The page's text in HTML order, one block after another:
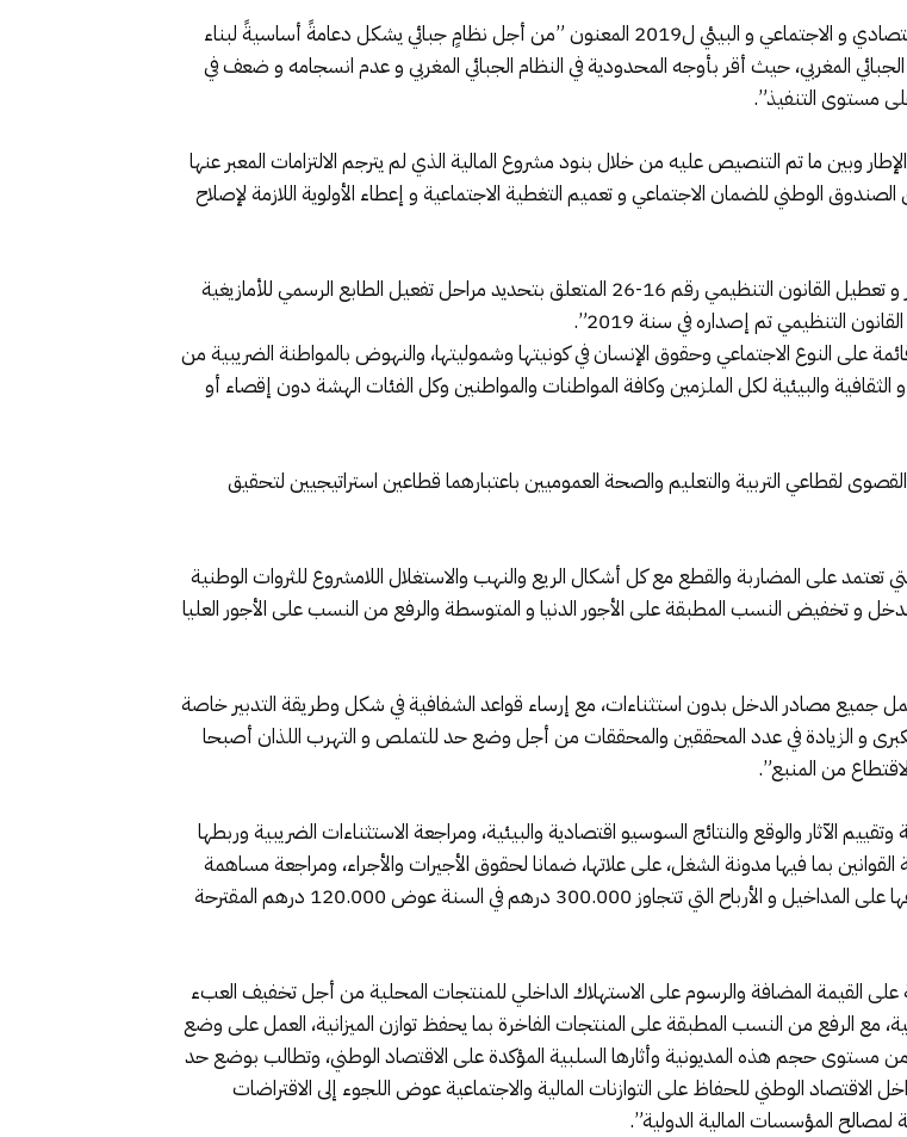
وسجلت المذكرة ب”استفهام كبير تجاهل ما جاء في تقرير المجلس الاقتصادي و الاجتماعي و البيئي ل2019 المعنون ”من أجل نظامٍ جبائي يشكل دعامةً أساسيةً لبناء
المغربي، حيث أقر بأوجه المحدودية في النظام الجبائي المغربي و عدم انسجامه و ضعف في
مستوى التنفيذ”.
وبين ما تم التنصيص عليه من خلال بنود مشروع المالية الذي لم يترجم الالتزامات المعبر عنها
الوطني للضمان الاجتماعي و تعميم التغطية الاجتماعية و إعطاء الأولوية اللازمة لإصلاح
مع تسجيل “غياب الإرادة السياسية لتفعيل البند الخامس من الدستور و تعطيل القانون التنظيمي رقم 16-26 المتعلق بتحديد مراحل تفعيل الطابع الرسمي للأمازيغية
التنظيمي تم إصداره في سنة 2019”.
على النوع الاجتماعي وحقوق الإنسان في كونيتها وشموليتها، والنهوض بالمواطنة الضريبية من
الثقافية والبيئية لكل الملزمين وكافة المواطنات والمواطنين وكل الفئات الهشة دون إقصاء أو
لقطاعي التربية والتعليم والصحة العموميين باعتبارهما قطاعين استراتيجيين لتحقيق
تعتمد على المضاربة والقطع مع كل أشكال الريع والنهب والاستغلال اللامشروع للثروات الوطنية
و تخفيض النسب المطبقة على الأجور الدنيا و المتوسطة والرفع من النسب على الأجور العليا
جميع مصادر الدخل بدون استثناءات، مع إرساء قواعد الشفافية في شكل وطريقة التدبير خاصة
الكبرى و الزيادة في عدد المحققين والمحققات من أجل وضع حد للتملص و التهرب اللذان أصبحا
من المنبع”.
الآثار والوقع والنتائج السوسيو اقتصادية والبيئية، ومراجعة الاستثناءات الضريبية وربطها
القوانين بما فيها مدونة الشغل، على علاتها، ضمانا لحقوق الأجيرات والأجراء، ومراجعة مساهمة
التضامن الاجتماعي على الأرباح و المداخيل للأشخاص الذاتيين و تطبيقها على المداخيل و الأرباح التي تتجاوز 300.000 درهم في السنة عوض 120.000 درهم المقترحة
على القيمة المضافة والرسوم على الاستهلاك الداخلي للمنتجات المحلية من أجل تخفيف العبء
مع الرفع من النسب المطبقة على المنتجات الفاخرة بما يحفظ توازن الميزانية، العمل على وضع
من مستوى حجم هذه المديونية وأثارها السلبية المؤكدة على الاقتصاد الوطني، وتطالب بوضع حد
الاقتصاد الوطني للحفاظ على التوازنات المالية والاجتماعية عوض اللجوء إلى الاقتراضات
المؤسسات المالية الدولية”.